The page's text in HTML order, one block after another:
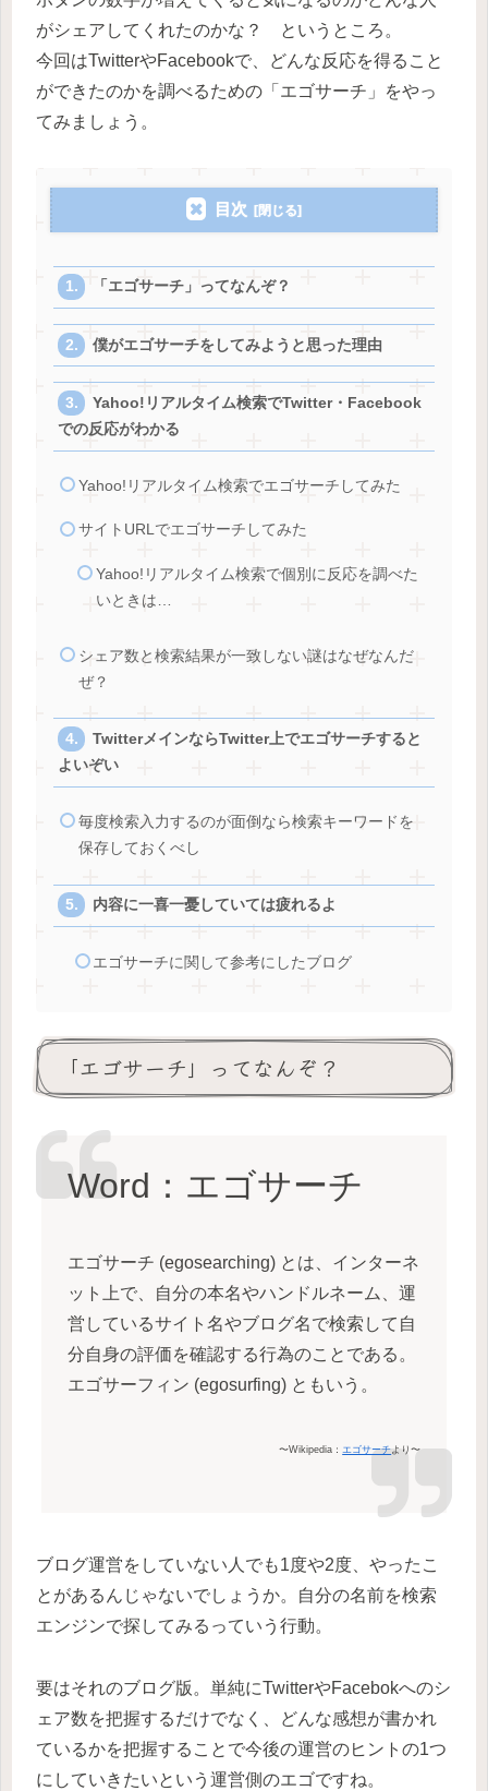
がシェアしてくれたのかな？ というところ。
今回はTwitterやFacebookで、どんな反応を得ること
ができたのかを調べるための「エゴサーチ」をやっ
てみましょう。
目次
「エゴサーチ」ってなんぞ？
僕がエゴサーチをしてみようと思った理由
Yahoo!リアルタイム検索でTwitter・Facebook
での反応がわかる
Yahoo!リアルタイム検索でエゴサーチしてみた
サイトURLでエゴサーチしてみた
Yahoo!リアルタイム検索で個別に反応を調べた
いときは…
シェア数と検索結果が一致しない謎はなぜなんだ
ぜ？
TwitterメインならTwitter上でエゴサーチすると
よいぞい
毎度検索入力するのが面倒なら検索キーワードを
保存しておくべし
内容に一喜一憂していては疲れるよ
エゴサーチに関して参考にしたブログ
「エゴサーチ」ってなんぞ？
Word：エゴサーチ
エゴサーチ (egosearching) とは、インターネ
ット上で、自分の本名やハンドルネーム、運
営しているサイト名やブログ名で検索して自
分自身の評価を確認する行為のことである。
エゴサーフィン (egosurfing) ともいう。
〜Wikipedia：エゴサーチより〜
ブログ運営をしていない人でも1度や2度、やったこ
とがあるんじゃないでしょうか。自分の名前を検索
エンジンで探してみるっていう行動。
要はそれのブログ版。単純にTwitterやFacebokへのシ
ェア数を把握するだけでなく、どんな感想が書かれ
ているかを把握することで今後の運営のヒントの1つ
にしていきたいという運営側のエゴですね。